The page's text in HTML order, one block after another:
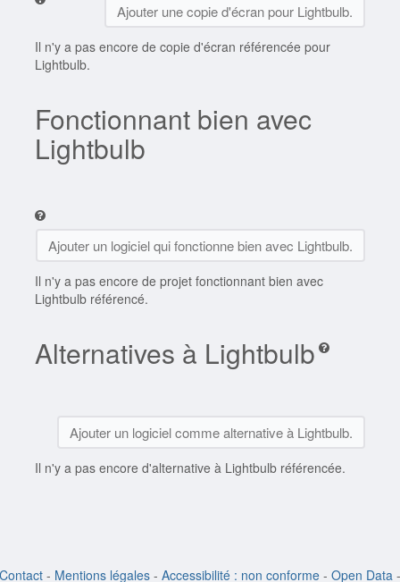
Ajouter une copie d'écran pour Lightbulb.
Il n'y a pas encore de copie d'écran référencée pour
Lightbulb.
Fonctionnant bien avec
Lightbulb
Ajouter un logiciel qui fonctionne bien avec Lightbulb.
Il n'y a pas encore de projet fonctionnant bien avec
Lightbulb référencé.
Alternatives à Lightbulb
Ajouter un logiciel comme alternative à Lightbulb.
Il n'y a pas encore d'alternative à Lightbulb référencée.
Contact - Mentions légales - Accessibilité : non conforme - Open Data -